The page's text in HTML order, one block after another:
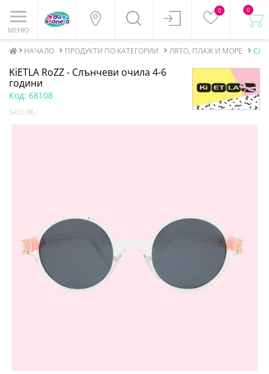
МЕНЮ
0 0
НАЧАЛО ПРОДУКТИ ПО КАТЕГОРИИ ЛЯТО, ПЛАЖ И МОРЕ
KiETLA RoZZ - Слънчеви очила 4-6
години
Код: 68108
SKU: RE/